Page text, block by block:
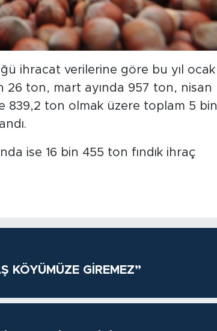
ihracat verilerine göre bu yıl ocak
26 ton, mart ayında 957 ton, nisan
839,2 ton olmak üzere toplam 5 bin
ise 16 bin 455 ton fındık ihraç
KÖYÜMÜZE GİREMEZ”